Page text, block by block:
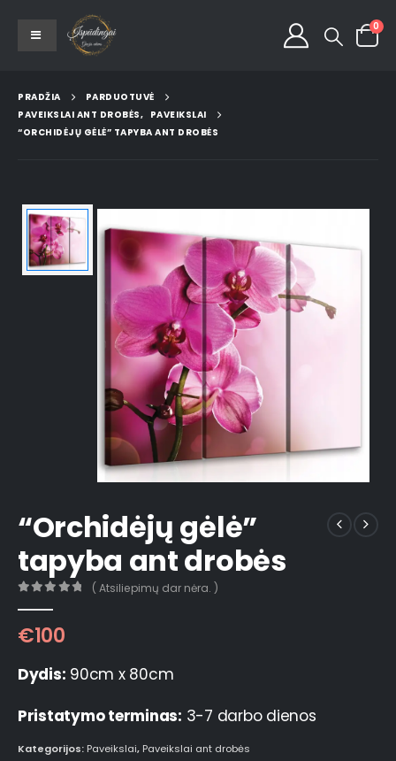
0
PRADŽIA
PARDUOTUVĖ
PAVEIKSLAI ANT DROBĖS, PAVEIKSLAI
“ORCHIDĖJŲ GĖLĖ” TAPYBA ANT DROBĖS
“Orchidėjų gėlė”
tapyba ant drobės
( Atsiliepimų dar nėra. )
€100
Dydis: 90cm x 80cm
Pristatymo terminas: 3-7 darbo dienos
Kategorijos: Paveikslai, Paveikslai ant drobės